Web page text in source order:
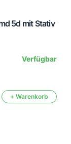
5d mit Stativ
Verfügbar
+ Warenkorb